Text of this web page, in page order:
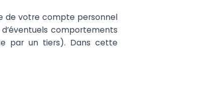
de votre compte personnel
comportements
par un tiers). Dans cette